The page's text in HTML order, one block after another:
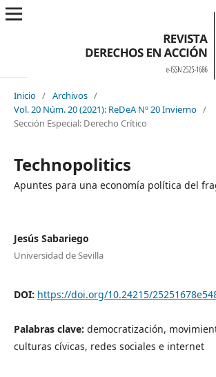
Inicio / Archivos /
Vol. 20 Núm. 20 (2021): ReDeA Nº 20 Invierno /
Sección Especial: Derecho Crítico
Technopolitics
Apuntes para una economía política del
Jesús Sabariego
Universidad de Sevilla
DOI: https://doi.org/10.24215/
Palabras clave: democratización,
culturas cívicas, redes sociales e internet